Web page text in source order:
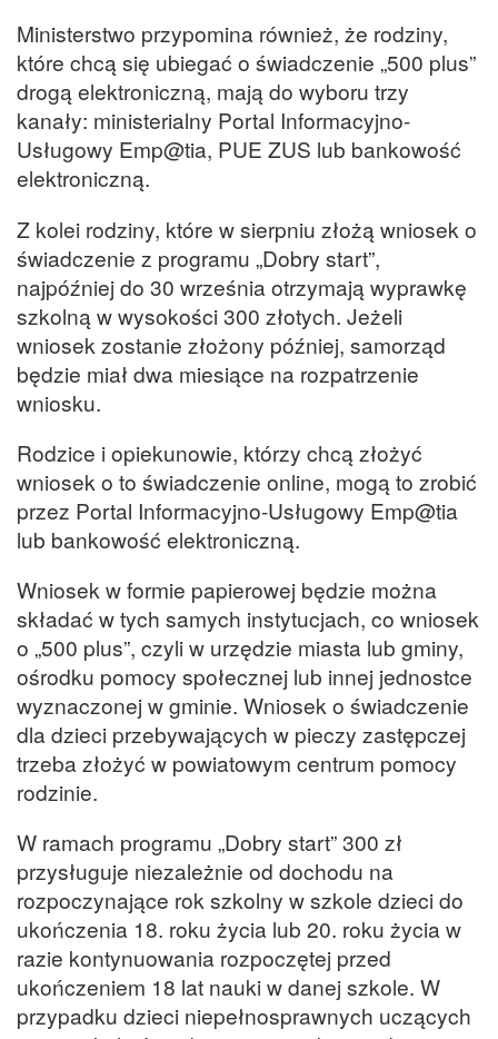
Ministerstwo przypomina również, że rodziny,
które chcą się ubiegać o świadczenie „500 plus”
drogą elektroniczną, mają do wyboru trzy
kanały: ministerialny Portal Informacyjno-
Usługowy Emp@tia, PUE ZUS lub bankowość
elektroniczną.
Z kolei rodziny, które w sierpniu złożą wniosek o
świadczenie z programu „Dobry start”,
najpóźniej do 30 września otrzymają wyprawkę
szkolną w wysokości 300 złotych. Jeżeli
wniosek zostanie złożony później, samorząd
będzie miał dwa miesiące na rozpatrzenie
wniosku.
Rodzice i opiekunowie, którzy chcą złożyć
wniosek o to świadczenie online, mogą to zrobić
przez Portal Informacyjno-Usługowy Emp@tia
lub bankowość elektroniczną.
Wniosek w formie papierowej będzie można
składać w tych samych instytucjach, co wniosek
o „500 plus”, czyli w urzędzie miasta lub gminy,
ośrodku pomocy społecznej lub innej jednostce
wyznaczonej w gminie. Wniosek o świadczenie
dla dzieci przebywających w pieczy zastępczej
trzeba złożyć w powiatowym centrum pomocy
rodzinie.
W ramach programu „Dobry start” 300 zł
przysługuje niezależnie od dochodu na
rozpoczynające rok szkolny w szkole dzieci do
ukończenia 18. roku życia lub 20. roku życia w
razie kontynuowania rozpoczętej przed
ukończeniem 18 lat nauki w danej szkole. W
przypadku dzieci niepełnosprawnych uczących